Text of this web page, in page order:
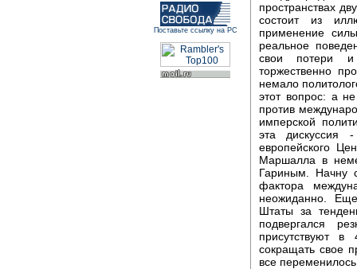
Поставьте ссылку на РС
пространствах
состоит из
применение
реальное
свои потери и
торжественно
немало
этот вопрос: а
против
имперской
эта дискуссия
европейского
Маршалла в
Гариным. Начну
фактора
неожиданно.
Штаты за
подвергался
присутствуют
сокращать свое
все